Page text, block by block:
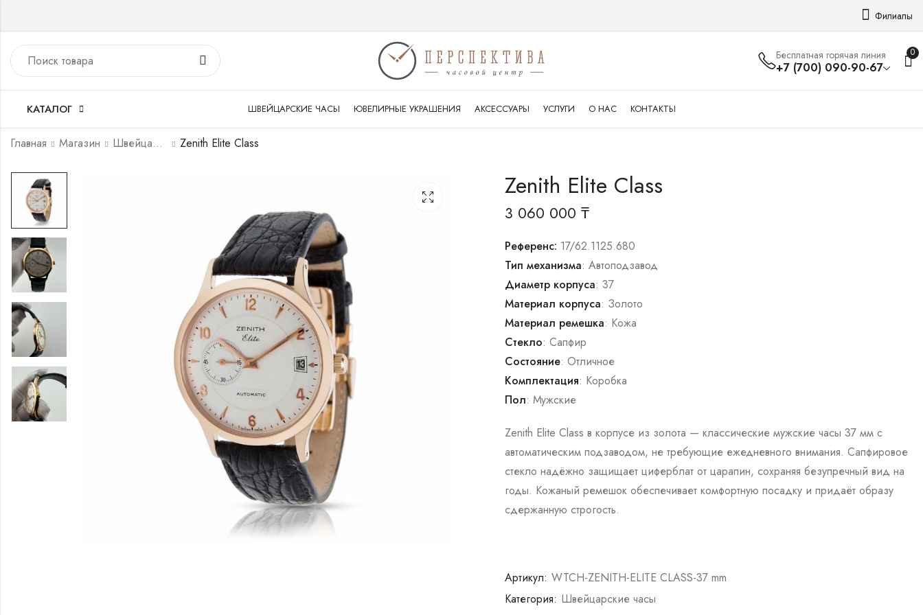
Филиалы
Бесплатная горячая линия
+7 (700) 090-90-67
0
КАТАЛОГ ШВЕЙЦАРСКИЕ ЧАСЫ ЮВЕЛИРНЫЕ УКРАШЕНИЯ АКСЕССУАРЫ УСЛУГИ О НАС КОНТАКТЫ
Главная Магазин Швейцарские часы Zenith Elite Class
Zenith Elite Class
3 060 000 ₸
Референс: 17/62.1125.680
Тип механизма: Автоподзавод
Диаметр корпуса: 37
Материал корпуса: Золото
Материал ремешка: Кожа
Стекло: Сапфир
Состояние: Отличное
Комплектация: Коробка
Пол: Мужские
Zenith Elite Class в корпусе из золота — классические мужские часы 37 мм с
автоматическим подзаводом, не требующие ежедневного внимания. Сапфировое
стекло надёжно защищает циферблат от царапин, сохраняя безупречный вид на
годы. Кожаный ремешок обеспечивает комфортную посадку и придаёт образу
сдержанную строгость.
Артикул: WTCH-ZENITH-ELITE CLASS-37 mm
Категория: Швейцарские часы